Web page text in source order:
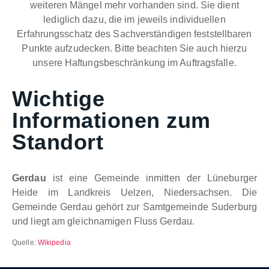
weiteren Mängel mehr vorhanden sind. Sie dient
lediglich dazu, die im jeweils individuellen
Erfahrungsschatz des Sachverständigen feststellbaren
Punkte aufzudecken. Bitte beachten Sie auch hierzu
unsere Haftungsbeschränkung im Auftragsfalle.
Wichtige
Informationen zum
Standort
Gerdau ist eine Gemeinde inmitten der Lüneburger
Heide im Landkreis Uelzen, Niedersachsen. Die
Gemeinde Gerdau gehört zur Samtgemeinde Suderburg
und liegt am gleichnamigen Fluss Gerdau.
Quelle: Wikipedia